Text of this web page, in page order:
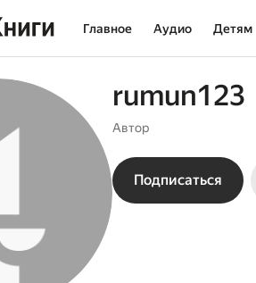
Главное Аудио Детям
rumun123
Автор
Подписаться